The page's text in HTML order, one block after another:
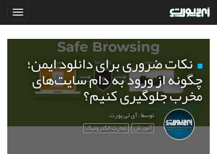
نکات ضروری برای دانلود ایمن؛
چگونه از ورود به دام سایت‌های
مخرب جلوگیری کنیم؟
توسط : آی تی پورت
آموزش تجارت الکترونیک